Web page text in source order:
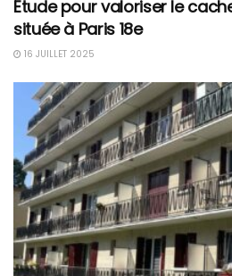
Étude pour valoriser le
située à Paris 18e
16 JUILLET 2025